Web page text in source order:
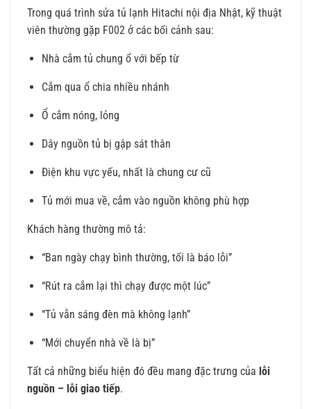
Trong quá trình sửa tủ lạnh Hitachi nội địa Nhật, kỹ thuật
viên thường gặp F002 ở các bối cảnh sau:
Nhà cắm tủ chung ổ với bếp từ
Cắm qua ổ chia nhiều nhánh
Ổ cắm nóng, lỏng
Dây nguồn tủ bị gập sát thân
Điện khu vực yếu, nhất là chung cư cũ
Tủ mới mua về, cắm vào nguồn không phù hợp
Khách hàng thường mô tả:
“Ban ngày chạy bình thường, tối là báo lỗi”
“Rút ra cắm lại thì chạy được một lúc”
“Tủ vẫn sáng đèn mà không lạnh”
“Mới chuyển nhà về là bị”
Tất cả những biểu hiện đó đều mang đặc trưng của lỗi
nguồn – lỗi giao tiếp.